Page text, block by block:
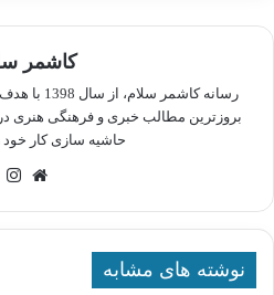
کاشمر
رسانه
بروزترین مطالب خبری و فرهنگی هنری
حاشیه سازی کار خود
نوشته های مشابه